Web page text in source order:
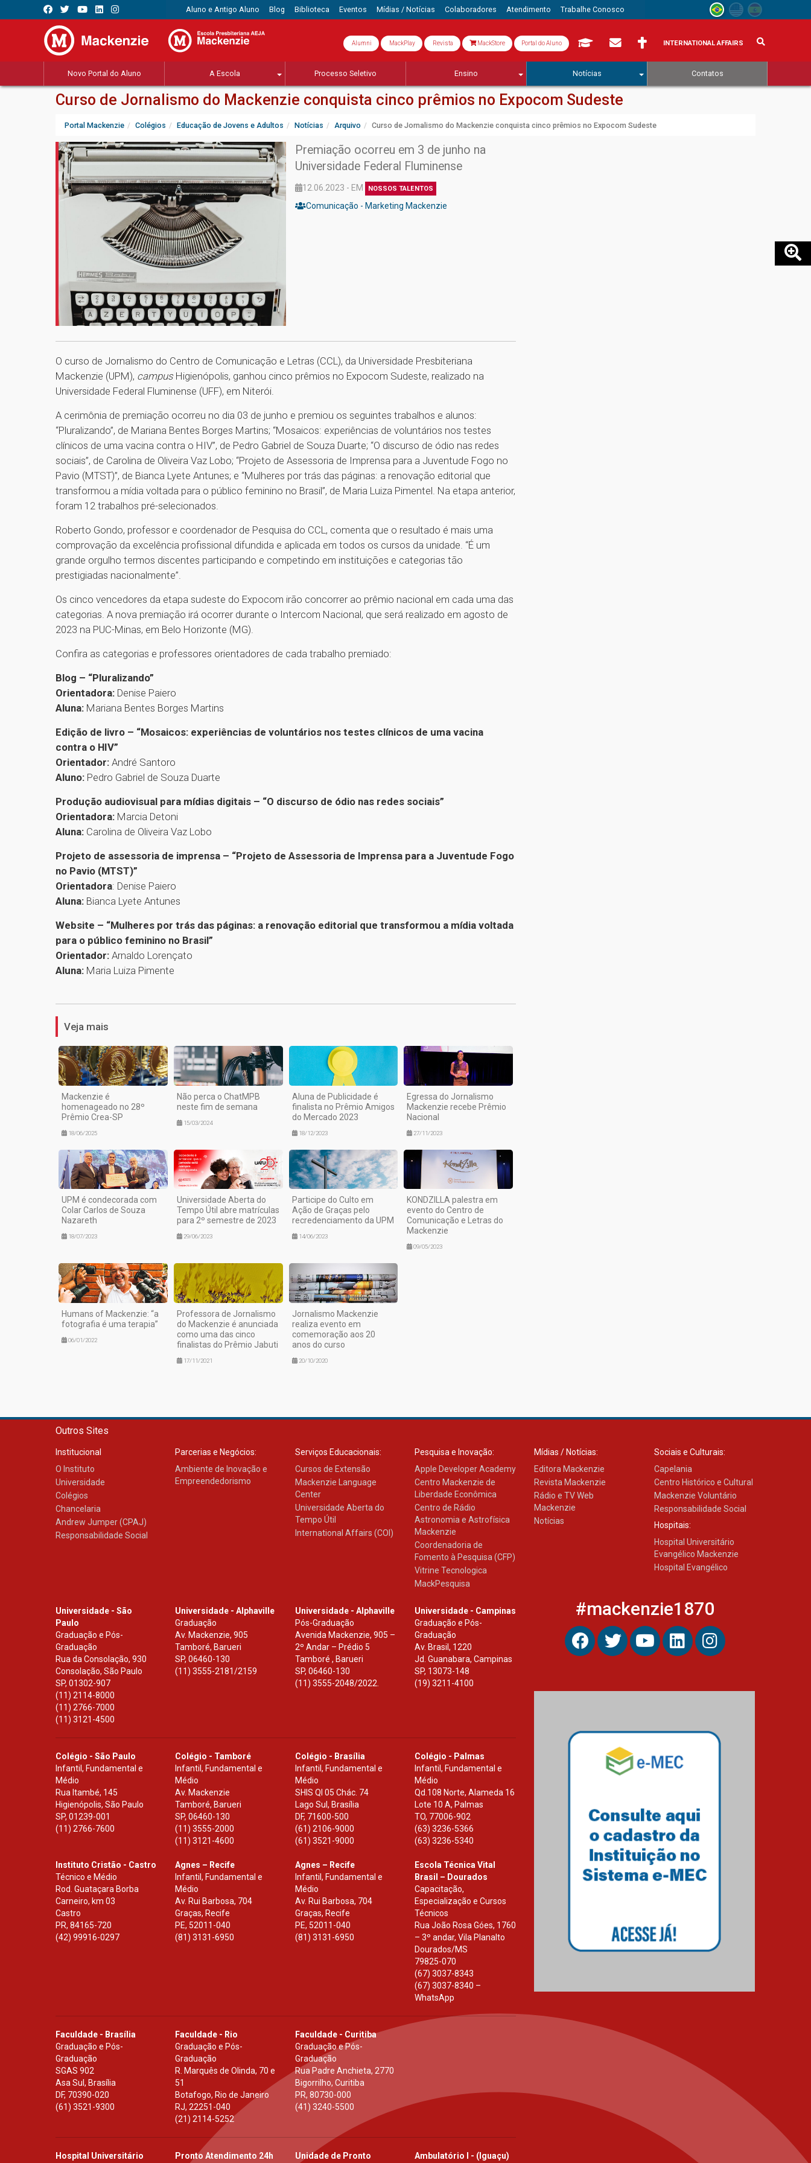
Aluno e Antigo Aluno Blog Biblioteca Eventos Mídias / Notícias Colaboradores Atendimento Trabalhe Conosco
Alumni MackPlay Revista MackStore Portal do Aluno INTERNATIONAL AFFAIRS
Novo Portal do Aluno A Escola Processo Seletivo Ensino Notícias Contatos
Curso de Jornalismo do Mackenzie conquista cinco prêmios no Expocom Sudeste
Portal Mackenzie Colégios Educação de Jovens e Adultos Notícias Arquivo Curso de Jornalismo do Mackenzie conquista cinco prêmios no Expocom Sudeste
Premiação ocorreu em 3 de junho na
Universidade Federal Fluminense
12.06.2023 - EM NOSSOS TALENTOS
Comunicação - Marketing Mackenzie
O curso de Jornalismo do Centro de Comunicação e Letras (CCL), da Universidade Presbiteriana
Mackenzie (UPM), campus Higienópolis, ganhou cinco prêmios no Expocom Sudeste, realizado na
Universidade Federal Fluminense (UFF), em Niterói.
A cerimônia de premiação ocorreu no dia 03 de junho e premiou os seguintes trabalhos e alunos:
“Pluralizando”, de Mariana Bentes Borges Martins; “Mosaicos: experiências de voluntários nos testes
clínicos de uma vacina contra o HIV”, de Pedro Gabriel de Souza Duarte; “O discurso de ódio nas redes
sociais”, de Carolina de Oliveira Vaz Lobo; “Projeto de Assessoria de Imprensa para a Juventude Fogo no
Pavio (MTST)”, de Bianca Lyete Antunes; e “Mulheres por trás das páginas: a renovação editorial que
transformou a mídia voltada para o público feminino no Brasil”, de Maria Luiza Pimentel. Na etapa anterior,
foram 12 trabalhos pré-selecionados.
Roberto Gondo, professor e coordenador de Pesquisa do CCL, comenta que o resultado é mais uma
comprovação da excelência profissional difundida e aplicada em todos os cursos da unidade. “É um
grande orgulho termos discentes participando e competindo em instituições e categorias tão
prestigiadas nacionalmente”.
Os cinco vencedores da etapa sudeste do Expocom irão concorrer ao prêmio nacional em cada uma das
categorias. A nova premiação irá ocorrer durante o Intercom Nacional, que será realizado em agosto de
2023 na PUC-Minas, em Belo Horizonte (MG).
Confira as categorias e professores orientadores de cada trabalho premiado:
Blog – “Pluralizando”
Orientadora: Denise Paiero
Aluna: Mariana Bentes Borges Martins
Edição de livro – “Mosaicos: experiências de voluntários nos testes clínicos de uma vacina
contra o HIV”
Orientador: André Santoro
Aluno: Pedro Gabriel de Souza Duarte
Produção audiovisual para mídias digitais – “O discurso de ódio nas redes sociais”
Orientadora: Marcia Detoni
Aluna: Carolina de Oliveira Vaz Lobo
Projeto de assessoria de imprensa – “Projeto de Assessoria de Imprensa para a Juventude Fogo
no Pavio (MTST)”
Orientadora: Denise Paiero
Aluna: Bianca Lyete Antunes
Website – “Mulheres por trás das páginas: a renovação editorial que transformou a mídia voltada
para o público feminino no Brasil”
Orientador: Arnaldo Lorençato
Aluna: Maria Luiza Pimente
Veja mais
Mackenzie é
homenageado no 28º
Prêmio Crea-SP
18/06/2025
Não perca o ChatMPB
neste fim de semana
15/03/2024
Aluna de Publicidade é
finalista no Prêmio Amigos
do Mercado 2023
18/12/2023
Egressa do Jornalismo
Mackenzie recebe Prêmio
Nacional
27/11/2023
UPM é condecorada com
Colar Carlos de Souza
Nazareth
18/07/2023
Universidade Aberta do
Tempo Útil abre matrículas
para 2º semestre de 2023
29/06/2023
Participe do Culto em
Ação de Graças pelo
recredenciamento da UPM
14/06/2023
KONDZILLA palestra em
evento do Centro de
Comunicação e Letras do
Mackenzie
09/05/2023
Humans of Mackenzie: “a
fotografia é uma terapia”
06/01/2022
Professora de Jornalismo
do Mackenzie é anunciada
como uma das cinco
finalistas do Prêmio Jabuti
17/11/2021
Jornalismo Mackenzie
realiza evento em
comemoração aos 20
anos do curso
20/10/2020
Outros Sites
Institucional
O Instituto
Universidade
Colégios
Chancelaria
Andrew Jumper (CPAJ)
Responsabilidade Social
Parcerias e Negócios:
Ambiente de Inovação e
Empreendedorismo
Serviços Educacionais:
Cursos de Extensão
Mackenzie Language
Center
Universidade Aberta do
Tempo Útil
International Affairs (COI)
Pesquisa e Inovação:
Apple Developer Academy
Centro Mackenzie de
Liberdade Econômica
Centro de Rádio
Astronomia e Astrofísica
Mackenzie
Coordenadoria de
Fomento à Pesquisa (CFP)
Vitrine Tecnologica
MackPesquisa
Mídias / Notícias:
Editora Mackenzie
Revista Mackenzie
Rádio e TV Web
Mackenzie
Notícias
Sociais e Culturais:
Capelania
Centro Histórico e Cultural
Mackenzie Voluntário
Responsabilidade Social
Hospitais:
Hospital Universitário
Evangélico Mackenzie
Hospital Evangélico
Universidade - São
Paulo
Graduação e Pós-
Graduação
Rua da Consolação, 930
Consolação, São Paulo
SP, 01302-907
(11) 2114-8000
(11) 2766-7000
(11) 3121-4500
Universidade - Alphaville
Graduação
Av. Mackenzie, 905
Tamboré, Barueri
SP,06460-130
(11) 3555-2181/2159
Universidade - Alphaville
Pós-Graduação
Avenida Mackenzie, 905 –
2º Andar – Prédio 5
Tamboré , Barueri
SP, 06460-130
(11) 3555-2048/2022.
Universidade - Campinas
Graduação e Pós-
Graduação
Av. Brasil, 1220
Jd. Guanabara, Campinas
SP, 13073-148
(19) 3211-4100
Colégio - São Paulo
Infantil, Fundamental e
Médio
Rua Itambé, 145
Higienópolis, São Paulo
SP, 01239-001
(11) 2766-7600
Colégio - Tamboré
Infantil, Fundamental e
Médio
Av. Mackenzie
Tamboré, Barueri
SP,06460-130
(11) 3555-2000
(11) 3121-4600
Colégio - Brasília
Infantil, Fundamental e
Médio
SHIS Ql 05 Chác. 74
Lago Sul, Brasília
DF, 71600-500
(61) 2106-9000
(61) 3521-9000
Colégio - Palmas
Infantil, Fundamental e
Médio
Qd.108 Norte, Alameda 16
Lote 10 A, Palmas
TO, 77006-902
(63) 3236-5366
(63) 3236-5340
Instituto Cristão - Castro
Técnico e Médio
Rod. Guataçara Borba
Carneiro, km 03
Castro
PR, 84165-720
(42) 99916-0297
Agnes – Recife
Infantil, Fundamental e
Médio
Av. Rui Barbosa, 704
Graças, Recife
PE, 52011-040
(81) 3131-6950
Agnes – Recife
Infantil, Fundamental e
Médio
Av. Rui Barbosa, 704
Graças, Recife
PE, 52011-040
(81) 3131-6950
Escola Técnica Vital
Brasil – Dourados
Capacitação,
Especialização e Cursos
Técnicos
Rua João Rosa Góes, 1760
– 3º andar, Vila Planalto
Dourados/MS
79825-070
(67) 3037-8343
(67) 3037-8340 –
WhatsApp
Faculdade - Brasília
Graduação e Pós-
Graduação
SGAS 902
Asa Sul, Brasília
DF, 70390-020
(61) 3521-9300
Faculdade - Rio
Graduação e Pós-
Graduação
R. Marquês de Olinda, 70 e
51
Botafogo, Rio de Janeiro
RJ,22251-040
(21) 2114-5252
Faculdade - Curitiba
Graduação e Pós-
Graduação
Rua Padre Anchieta, 2770
Bigorrilho, Curitiba
PR, 80730-000
(41) 3240-5500
Hospital Universitário Pronto Atendimento 24h Unidade de Pronto Ambulatório I - (Iguaçu)
#mackenzie1870